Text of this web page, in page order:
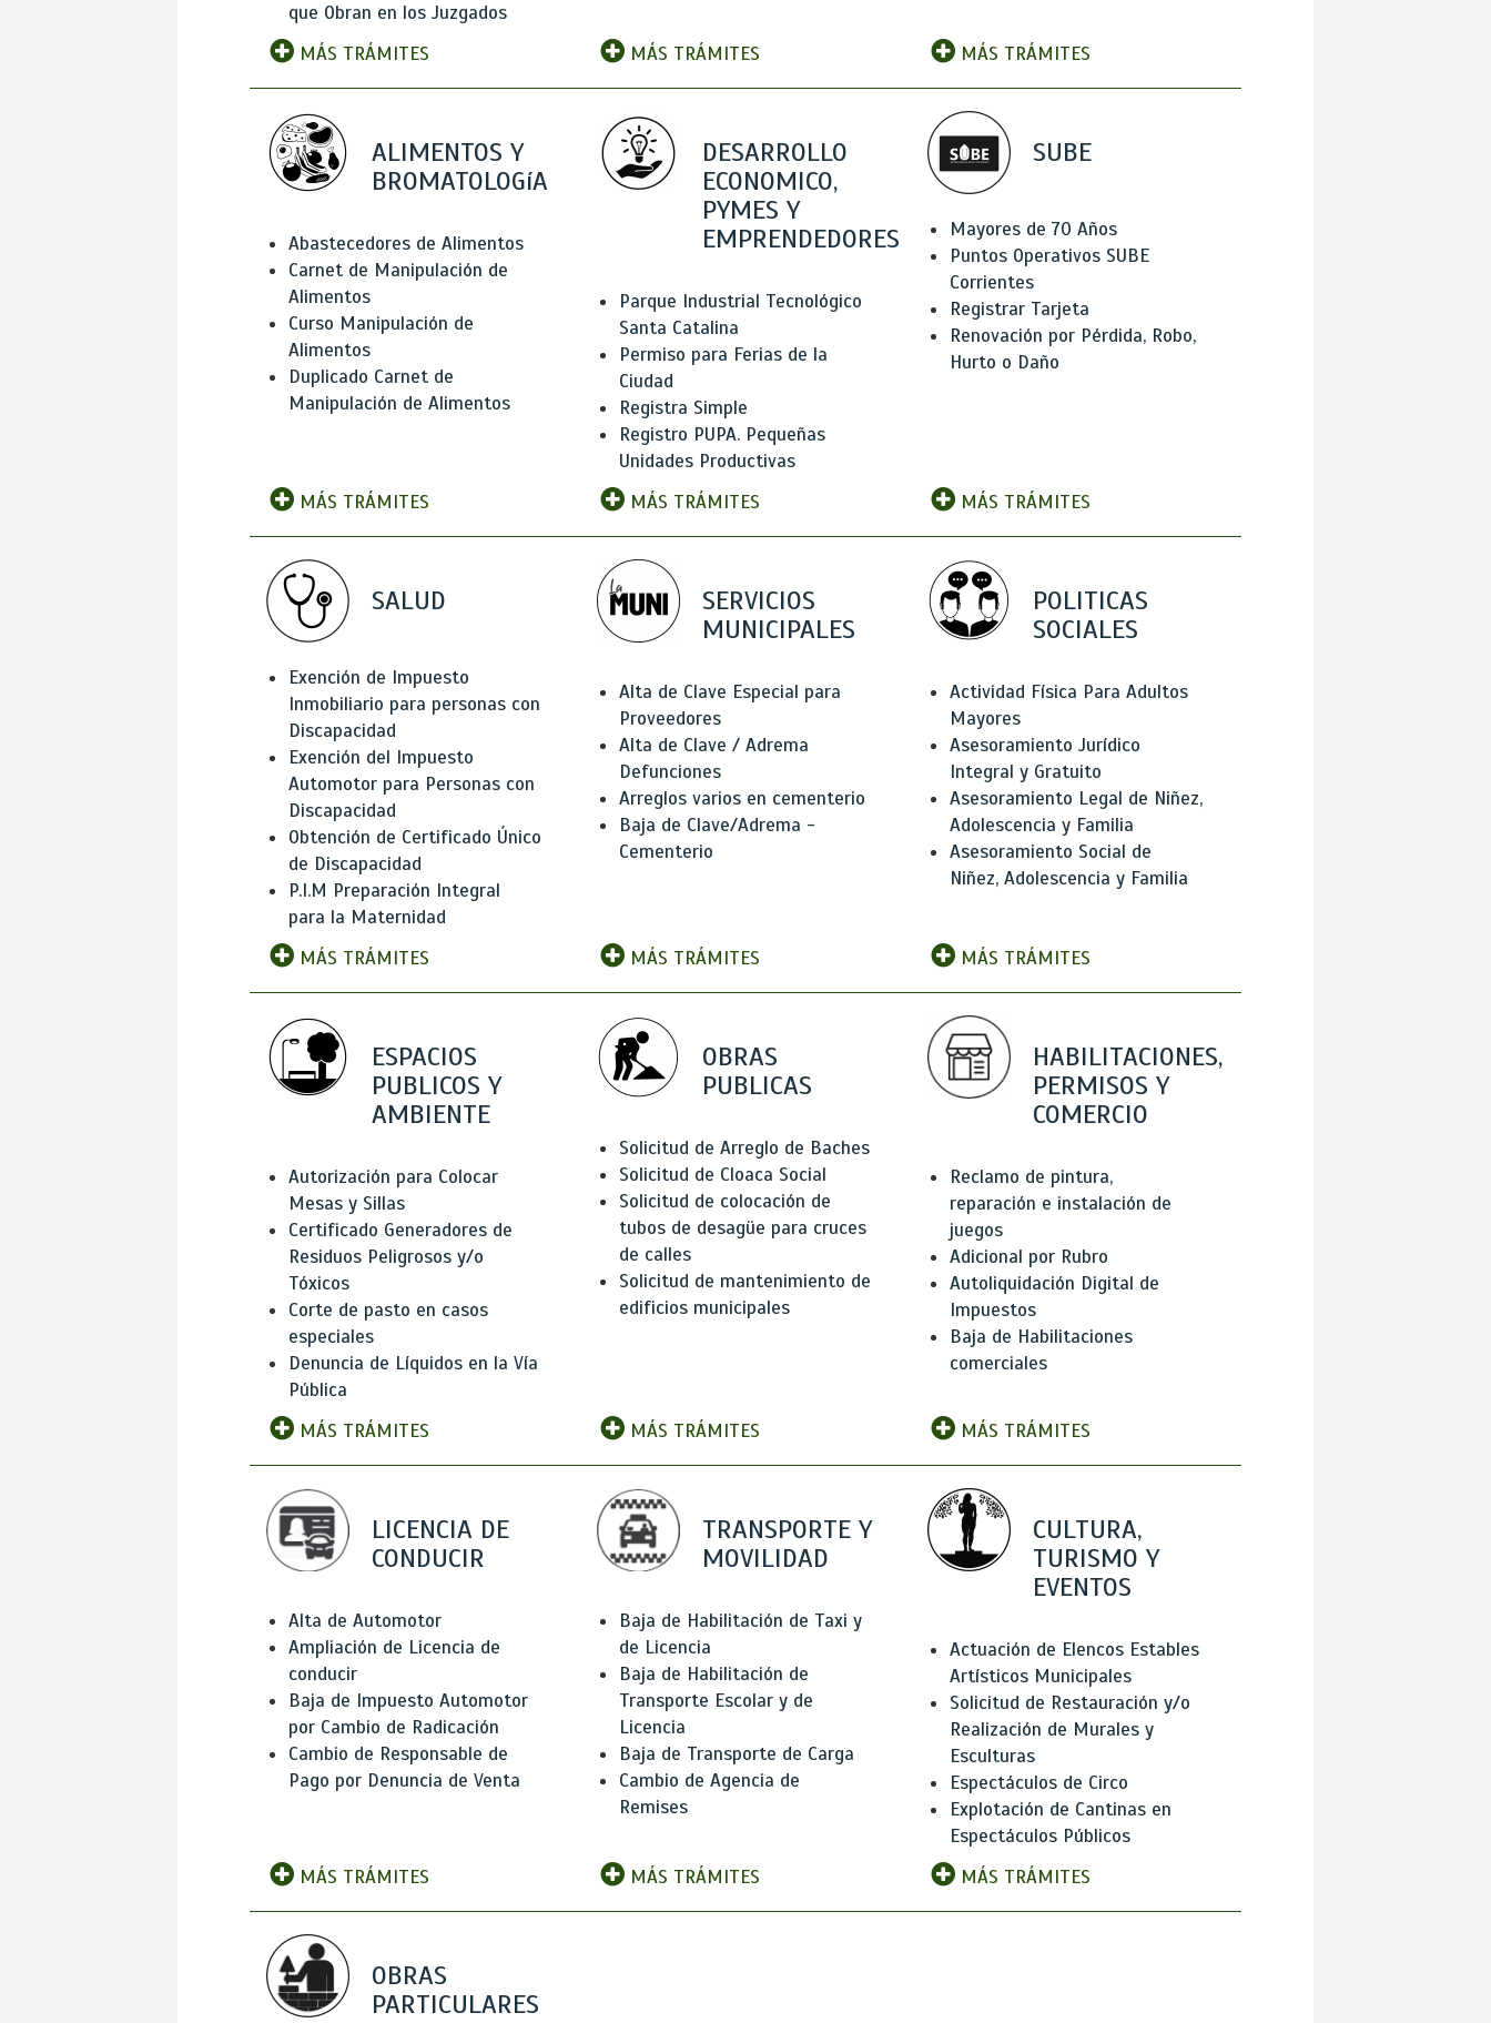
que Obran en los Juzgados
MÁS TRÁMITES
MÁS TRÁMITES MÁS TRÁMITES
ALIMENTOS Y
BROMATOLOGíA
Abastecedores de Alimentos
Carnet de Manipulación de
Alimentos
Curso Manipulación de
Alimentos
Duplicado Carnet de
Manipulación de Alimentos
MÁS TRÁMITES
DESARROLLO
ECONOMICO,
PYMES Y
EMPRENDEDORES
Parque Industrial Tecnológico
Santa Catalina
Permiso para Ferias de la
Ciudad
Registra Simple
Registro PUPA. Pequeñas
Unidades Productivas
MÁS TRÁMITES
SUBE
Mayores de 70 Años
Puntos Operativos SUBE
Corrientes
Registrar Tarjeta
Renovación por Pérdida, Robo,
Hurto o Daño
MÁS TRÁMITES
SALUD
Exención de Impuesto
Inmobiliario para personas con
Discapacidad
Exención del Impuesto
Automotor para Personas con
Discapacidad
Obtención de Certificado Único
de Discapacidad
P.I.M Preparación Integral
para la Maternidad
MÁS TRÁMITES
SERVICIOS
MUNICIPALES
Alta de Clave Especial para
Proveedores
Alta de Clave / Adrema
Defunciones
Arreglos varios en cementerio
Baja de Clave/Adrema -
Cementerio
MÁS TRÁMITES
POLITICAS
SOCIALES
Actividad Física Para Adultos
Mayores
Asesoramiento Jurídico
Integral y Gratuito
Asesoramiento Legal de Niñez,
Adolescencia y Familia
Asesoramiento Social de
Niñez, Adolescencia y Familia
MÁS TRÁMITES
ESPACIOS
PUBLICOS Y
AMBIENTE
Autorización para Colocar
Mesas y Sillas
Certificado Generadores de
Residuos Peligrosos y/o
Tóxicos
Corte de pasto en casos
especiales
Denuncia de Líquidos en la Vía
Pública
MÁS TRÁMITES
OBRAS
PUBLICAS
Solicitud de Arreglo de Baches
Solicitud de Cloaca Social
Solicitud de colocación de
tubos de desagüe para cruces
de calles
Solicitud de mantenimiento de
edificios municipales
MÁS TRÁMITES
HABILITACIONES,
PERMISOS Y
COMERCIO
Reclamo de pintura,
reparación e instalación de
juegos
Adicional por Rubro
Autoliquidación Digital de
Impuestos
Baja de Habilitaciones
comerciales
MÁS TRÁMITES
LICENCIA DE
CONDUCIR
Alta de Automotor
Ampliación de Licencia de
conducir
Baja de Impuesto Automotor
por Cambio de Radicación
Cambio de Responsable de
Pago por Denuncia de Venta
MÁS TRÁMITES
TRANSPORTE Y
MOVILIDAD
Baja de Habilitación de Taxi y
de Licencia
Baja de Habilitación de
Transporte Escolar y de
Licencia
Baja de Transporte de Carga
Cambio de Agencia de
Remises
MÁS TRÁMITES
CULTURA,
TURISMO Y
EVENTOS
Actuación de Elencos Estables
Artísticos Municipales
Solicitud de Restauración y/o
Realización de Murales y
Esculturas
Espectáculos de Circo
Explotación de Cantinas en
Espectáculos Públicos
MÁS TRÁMITES
OBRAS
PARTICULARES